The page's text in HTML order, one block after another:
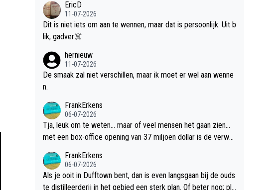
EricD
11-07-2026
Dit is niet iets om aan te wennen, maar dat is persoonlijk. Uit b
lik, gadver☠️
hernieuw
11-07-2026
De smaak zal niet verschillen, maar ik moet er wel aan wenne
n.
FrankErkens
06-07-2026
Tja, leuk om te weten... maar of veel mensen het gaan zien...
met een box-office opening van 37 miljoen dollar is de verwa
FrankErkens
06-07-2026
Als je ooit in Dufftown bent, dan is even langsgaan bij de ouds
te distilleerderij in het gebied een sterk plan. Of beter nog; pla